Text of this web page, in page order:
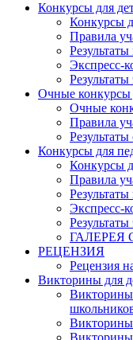
Конкурсы для
Конкурсы
Правила
Экспресс-
Очные конкурсы
Очные
Правила
Конкурсы для
Конкурсы
Правила
Экспресс-
ГАЛЕРЕЯ
РЕЦЕНЗИЯ
Рецензия
Викторины для
Викторины
Викторины